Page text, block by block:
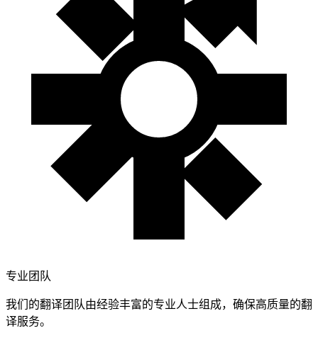
专业团队
我们的翻译团队由经验丰富的专业人士组成，确保高质量的翻
译服务。